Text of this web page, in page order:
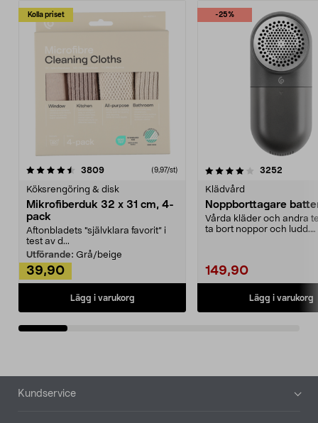
Kolla priset
3809recensioner (9,97/st)
Köksrengöring & disk
Mikrofiberduk 32 x 31 cm, 4-
pack
Aftonbladets "självklara favorit” i
test av d...
Utförande: Grå/beige
39,90
Lägg i varukorg
-25%
4.0av 5 stjärnor 3252
Klädvård
Noppborttagare
Vårda kläder och andra
ta bort noppor och ludd.
149,90
Lägg i varukorg
4.5av 5 stjärnor
Sidfot
Kundservice